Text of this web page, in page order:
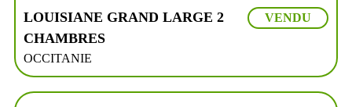
LOUISIANE GRAND LARGE 2
CHAMBRES
OCCITANIE
VENDU